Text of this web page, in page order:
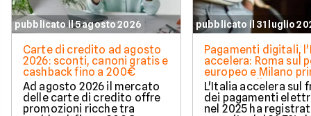
pubblicato il 5 agosto 2026
Carte di credito ad agosto
2026: sconti, canoni gratis e
cashback fino a 200€
Ad agosto 2026 il mercato
delle carte di credito offre
promozioni ricche tra
pubblicato il 31 luglio
Pagamenti digitali,
accelera: Roma sul
europeo e Milano
spesa media
L'Italia accelera sul
dei pagamenti
nel 2025 ha